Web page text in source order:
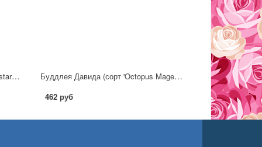
Буддлея Давида (сорт 'Little Rockstars®pink') Буддлея Давида (сорт 'Octopus Magenta')
462 руб